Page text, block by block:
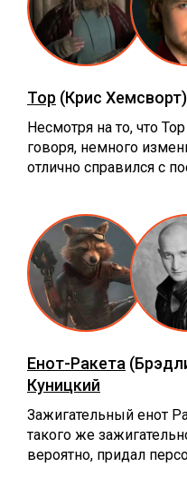
Тор (Крис
Несмотря на то, что
говоря, немного
отлично справился с
Енот-Ракета
Куницкий
Зажигательный енот
такого же
вероятно, придал